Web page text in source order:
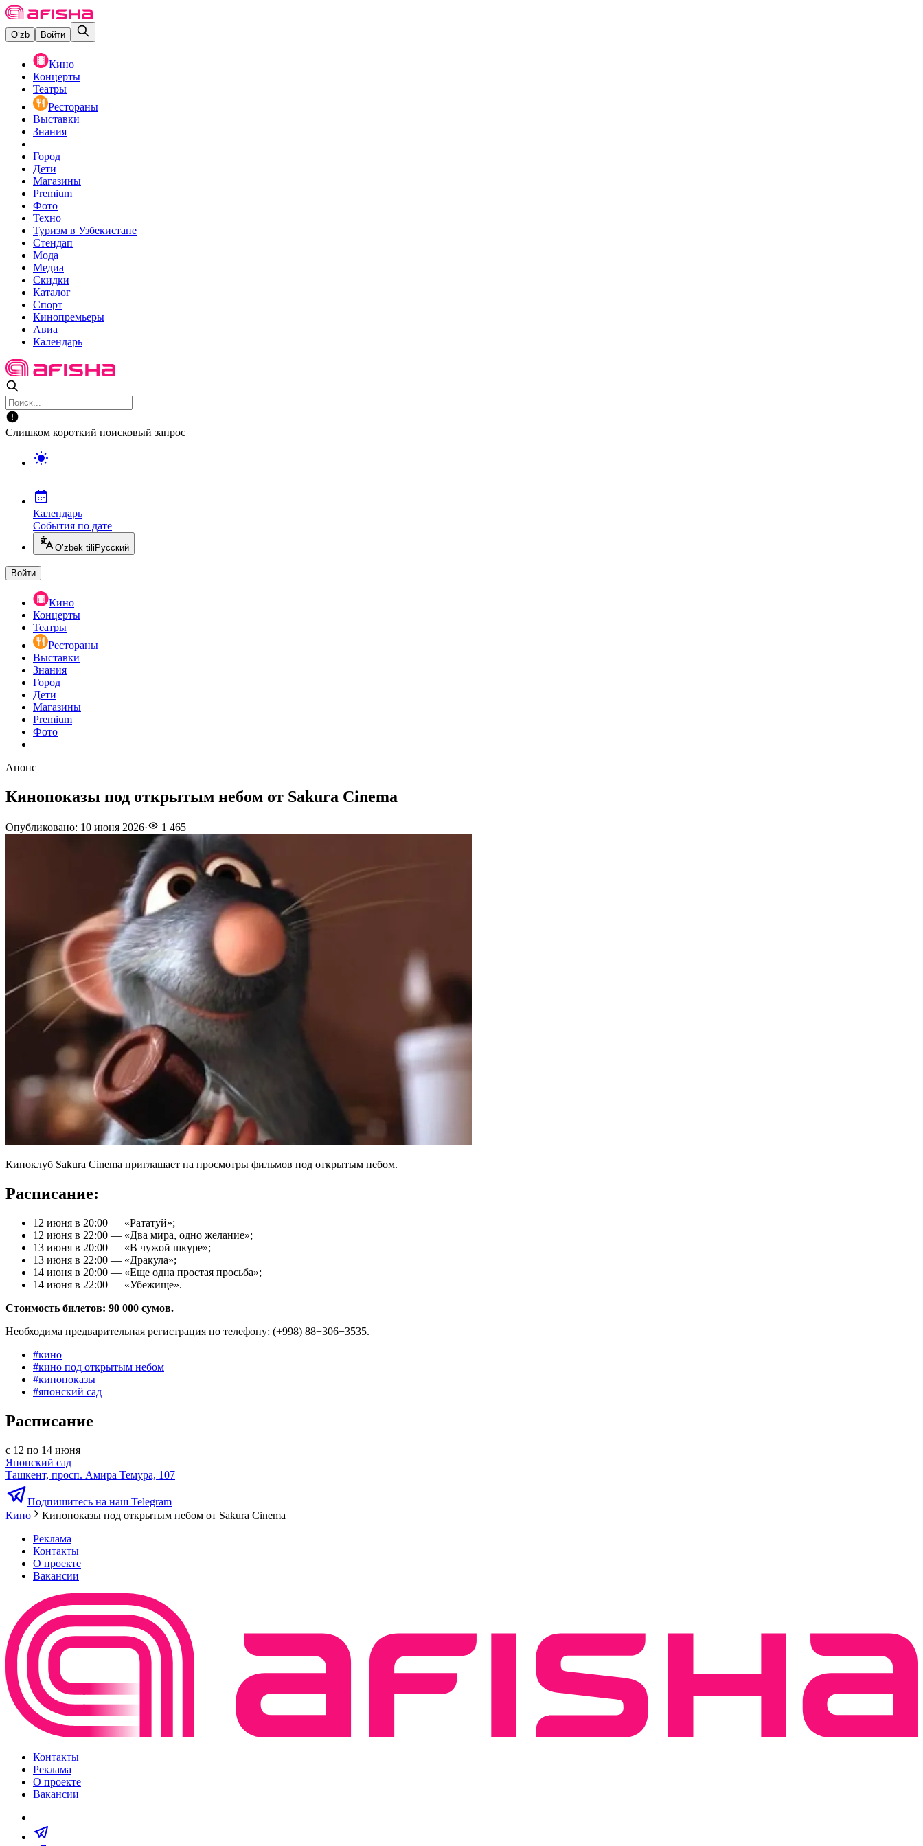
O‘zb Войти
Кино
Концерты
Театры
Рестораны
Выставки
Знания
Город
Дети
Магазины
Premium
Фото
Техно
Туризм в Узбекистане
Стендап
Мода
Медиа
Скидки
Каталог
Спорт
Кинопремьеры
Авиа
Календарь
Слишком короткий поисковый запрос
Календарь
События по дате
O’zbek tili Русский
Войти
Кино
Концерты
Театры
Рестораны
Выставки
Знания
Город
Дети
Магазины
Premium
Фото
Анонс
Кинопоказы под открытым небом от Sakura Cinema
Опубликовано: 10 июня 2026· 1 465
Киноклуб Sakura Cinema приглашает на просмотры фильмов под открытым небом.
Расписание:
12 июня в 20:00 — «Рататуй»;
12 июня в 22:00 — «Два мира, одно желание»;
13 июня в 20:00 — «В чужой шкуре»;
13 июня в 22:00 — «Дракула»;
14 июня в 20:00 — «Еще одна простая просьба»;
14 июня в 22:00 — «Убежище».
Стоимость билетов: 90 000 сумов.
Необходима предварительная регистрация по телефону: (+998) 88−306−3535.
#кино
#кино под открытым небом
#кинопоказы
#японский сад
Расписание
с 12 по 14 июня
Японский сад
Ташкент, просп. Амира Темура, 107
Подпишитесь на наш Telegram
Кино
Кинопоказы под открытым небом от Sakura Cinema
Реклама
Контакты
О проекте
Вакансии
Контакты
Реклама
О проекте
Вакансии